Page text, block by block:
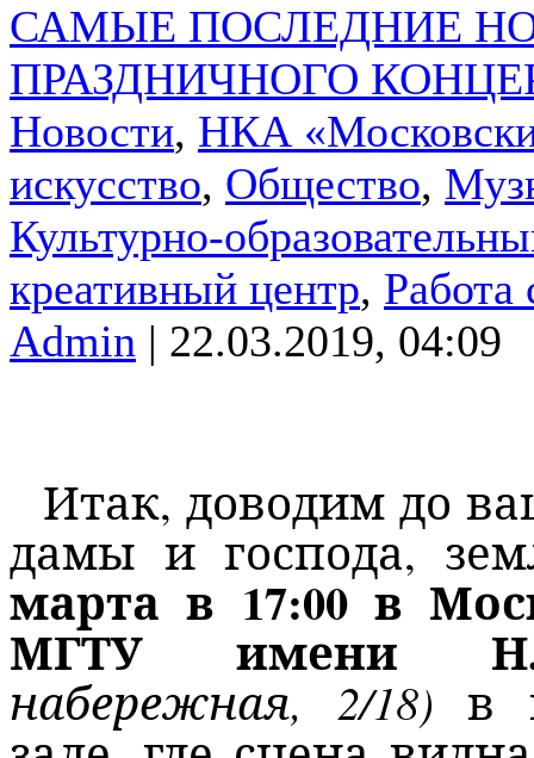
САМЫЕ ПОСЛЕДНИЕ
ПРАЗДНИЧНОГО
Новости, НКА
искусство, Общество,
Культурно-
креативный центр,
Admin | 22.03.2019, 04:09
Итак, доводим до
дамы и господа,
марта в 17:00 в
МГТУ имени
набережная, 2/18) в